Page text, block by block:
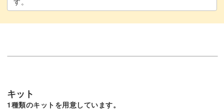
キット
1種類のキットを用意しています。